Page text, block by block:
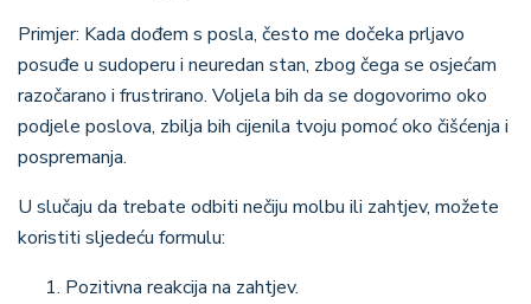
Primjer: Kada dođem s posla, često me dočeka prljavo
posuđe u sudoperu i neuredan stan, zbog čega se osjećam
razočarano i frustrirano. Voljela bih da se dogovorimo oko
podjele poslova, zbilja bih cijenila tvoju pomoć oko čišćenja i
pospremanja.
U slučaju da trebate odbiti nečiju molbu ili zahtjev, možete
koristiti sljedeću formulu:
Pozitivna reakcija na zahtjev.